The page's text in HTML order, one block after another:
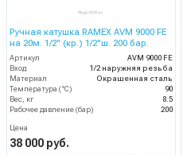
Ручная катушка RAMEX AVM 9000 FE
на 20м. 1/2" (кр.) 1/2"ш. 200 бар.
Артикул
AVM 9000 FE
Вход
1/2 наружняя резьба
Материал
Окрашенная сталь
Температура (°C)
90
Вес, кг
8.5
Рабочее давление (бар)
200
Цена
38 000 руб.